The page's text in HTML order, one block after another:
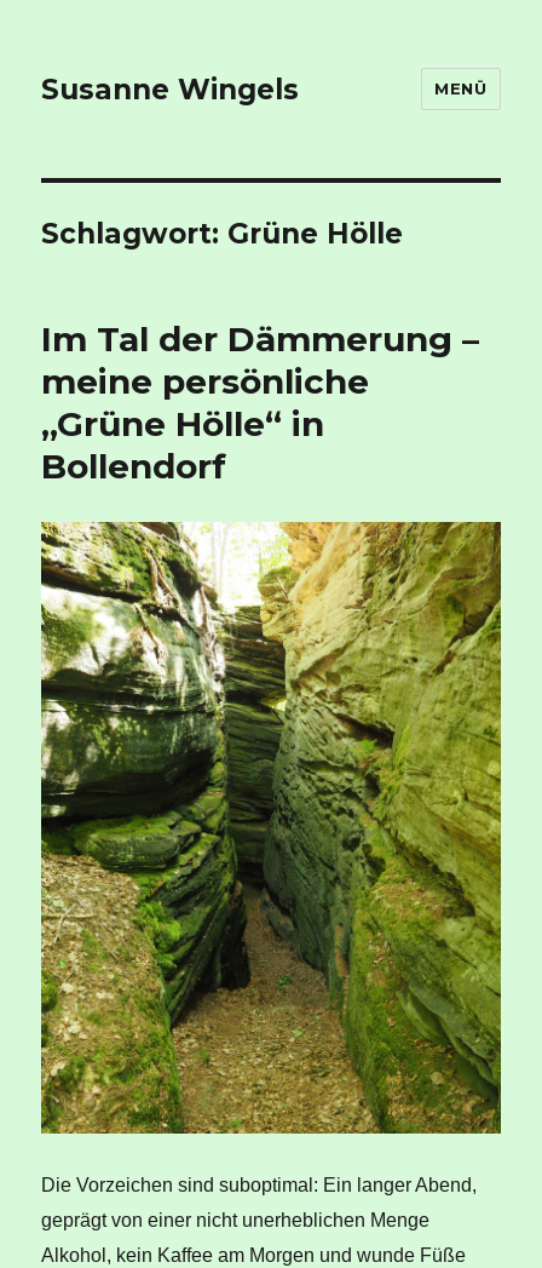
Susanne Wingels MENÜ
Schlagwort: Grüne Hölle
Im Tal der Dämmerung –
meine persönliche
„Grüne Hölle“ in
Bollendorf
Die Vorzeichen sind suboptimal: Ein langer Abend,
geprägt von einer nicht unerheblichen Menge
Alkohol, kein Kaffee am Morgen und wunde Füße